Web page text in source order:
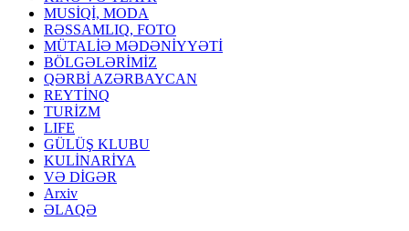
MUSİQİ, MODA
RƏSSAMLIQ, FOTO
MÜTALİƏ MƏDƏNİYYƏTİ
BÖLGƏLƏRİMİZ
QƏRBİ AZƏRBAYCAN
REYTİNQ
TURİZM
LIFE
GÜLÜŞ KLUBU
KULİNARİYA
VƏ DİGƏR
Arxiv
ƏLAQƏ